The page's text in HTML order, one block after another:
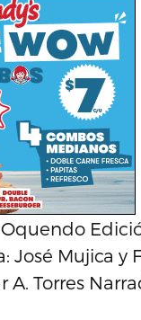
José Mujica
A. Torres